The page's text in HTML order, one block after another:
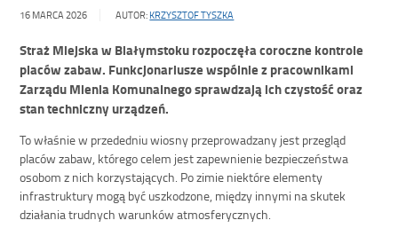
16 MARCA 2026 AUTOR: KRZYSZTOF TYSZKA
Straż Miejska w Białymstoku rozpoczęła coroczne kontrole
placów zabaw. Funkcjonariusze wspólnie z pracownikami
Zarządu Mienia Komunalnego sprawdzają ich czystość oraz
stan techniczny urządzeń.
To właśnie w przededniu wiosny przeprowadzany jest przegląd
placów zabaw, którego celem jest zapewnienie bezpieczeństwa
osobom z nich korzystających. Po zimie niektóre elementy
infrastruktury mogą być uszkodzone, między innymi na skutek
działania trudnych warunków atmosferycznych.